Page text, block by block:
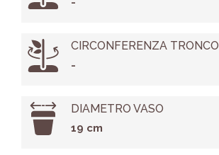
CIRCONFERENZA TRONCO
-
DIAMETRO VASO
19 cm